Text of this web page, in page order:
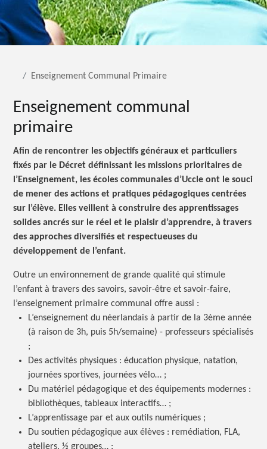
Enseignement Communal Primaire
Enseignement communal
primaire
Afin de rencontrer les objectifs généraux et particuliers
fixés par le Décret définissant les missions prioritaires de
l’Enseignement, les écoles communales d’Uccle ont le souci
de mener des actions et pratiques pédagogiques centrées
sur l’élève. Elles veillent à construire des apprentissages
solides ancrés sur le réel et le plaisir d’apprendre, à travers
des approches diversifiés et respectueuses du
développement de l’enfant.
Outre un environnement de grande qualité qui stimule
l’enfant à travers des savoirs, savoir-être et savoir-faire,
l’enseignement primaire communal offre aussi :
L’enseignement du néerlandais à partir de la 3ème année
(à raison de 3h, puis 5h/semaine) - professeurs spécialisés
;
Des activités physiques : éducation physique, natation,
journées sportives, journées vélo… ;
Du matériel pédagogique et des équipements modernes :
bibliothèques, tableaux interactifs… ;
L’apprentissage par et aux outils numériques ;
Du soutien pédagogique aux élèves : remédiation, FLA,
ateliers, ½ groupes… ;